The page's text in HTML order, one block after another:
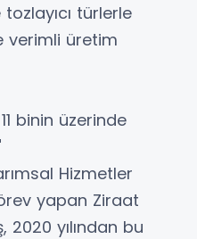
türlerle
verimli üretim
binin üzerinde
Hizmetler
yapan Ziraat
2020 yılından bu